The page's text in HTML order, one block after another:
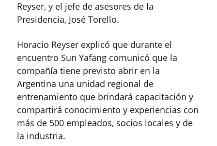
Reyser, y el jefe de asesores de la
Presidencia, José Torello.
Horacio Reyser explicó que durante el
encuentro Sun Yafang comunicó que la
compañía tiene previsto abrir en la
Argentina una unidad regional de
entrenamiento que brindará capacitación y
compartirá conocimiento y experiencias con
más de 500 empleados, socios locales y de
la industria.